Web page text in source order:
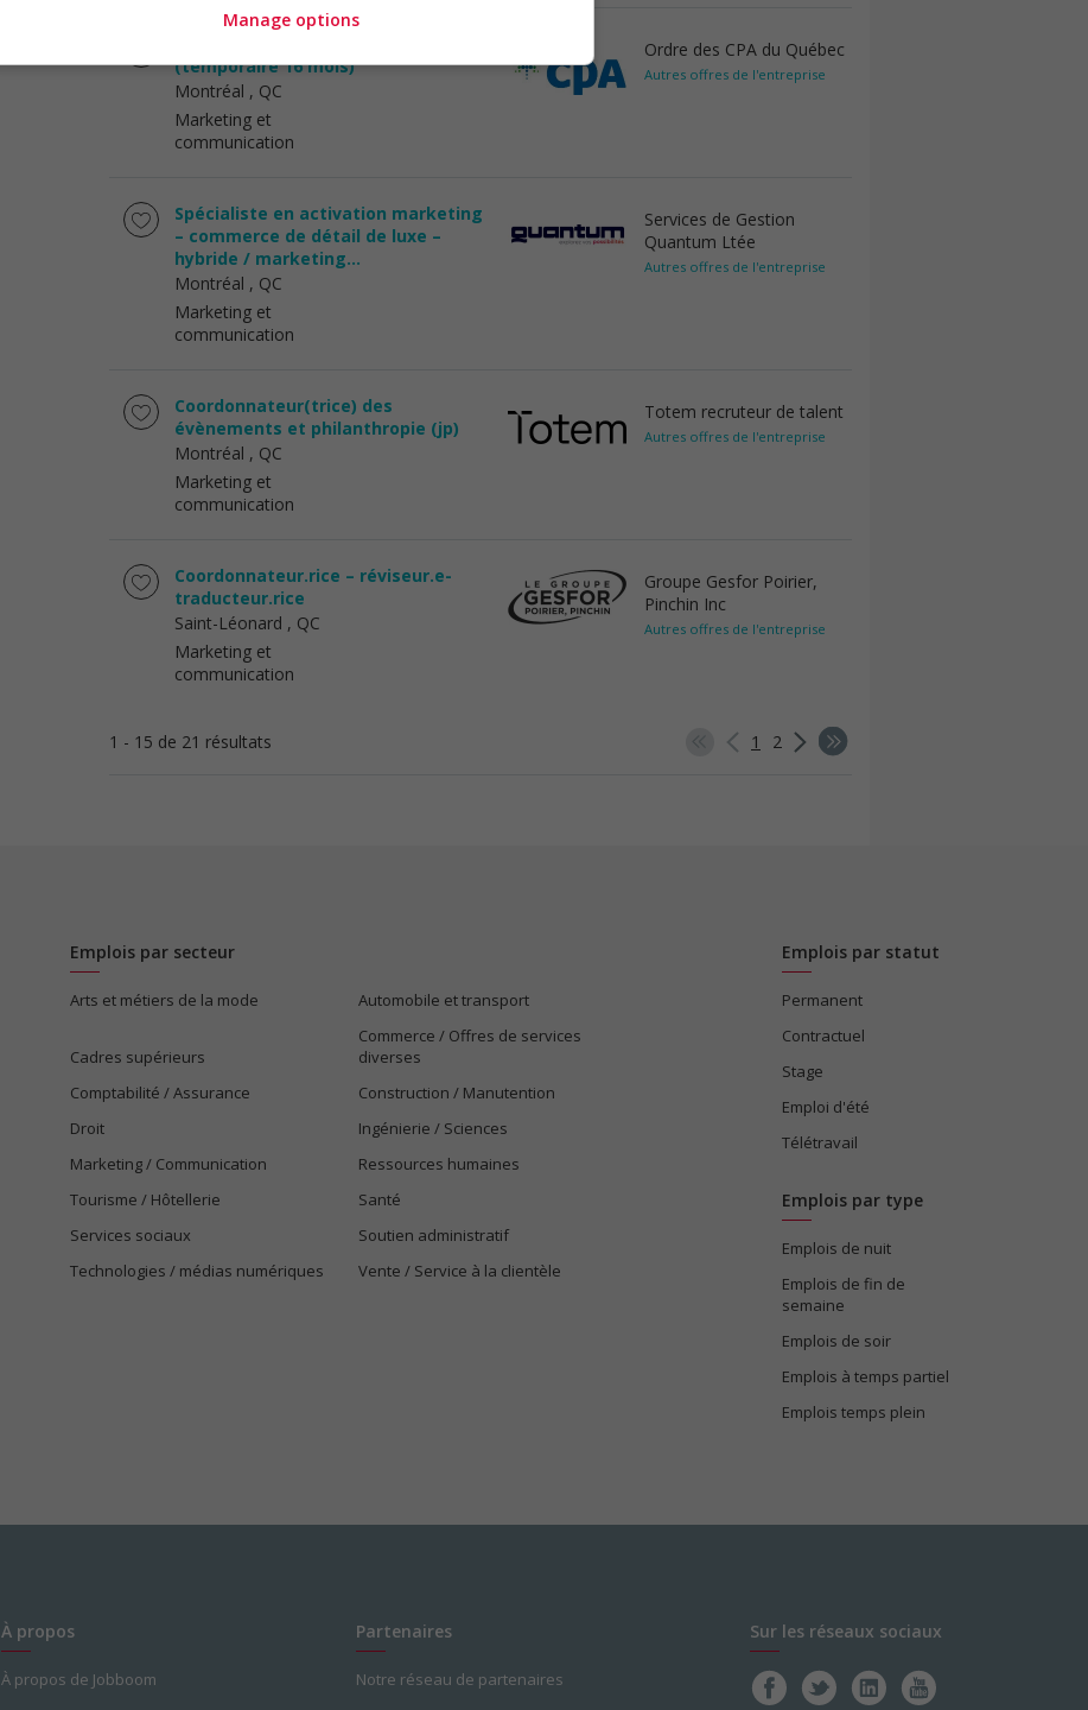
(temporaire 16 mois)
Montréal , QC
Marketing et
communication
Ordre des CPA du Québec
Autres offres de l'entreprise
Spécialiste en activation marketing
– commerce de détail de luxe –
hybride / marketing...
Montréal , QC
Marketing et
communication
Services de Gestion
Quantum Ltée
Autres offres de l'entreprise
Coordonnateur(trice) des
évènements et philanthropie (jp)
Montréal , QC
Marketing et
communication
Totem recruteur de talent
Autres offres de l'entreprise
Coordonnateur.rice – réviseur.e-
traducteur.rice
Saint-Léonard , QC
Marketing et
communication
Groupe Gesfor Poirier,
Pinchin Inc
Autres offres de l'entreprise
1 - 15 de 21 résultats 1 2
Emplois par secteur
Arts et métiers de la mode Automobile et transport
Cadres supérieurs
Commerce / Offres de services
diverses
Comptabilité / Assurance
Construction / Manutention
Droit
Ingénierie / Sciences
Marketing / Communication
Ressources humaines
Tourisme / Hôtellerie
Santé
Services sociaux
Soutien administratif
Technologies / médias numériques
Vente / Service à la clientèle
Emplois par statut
Permanent
Contractuel
Stage
Emploi d'été
Télétravail
Emplois par type
Emplois de nuit
Emplois de fin de
semaine
Emplois de soir
Emplois à temps partiel
Emplois temps plein
À propos
À propos de Jobboom
Partenaires
Notre réseau de partenaires
Sur les réseaux sociaux
Manage options